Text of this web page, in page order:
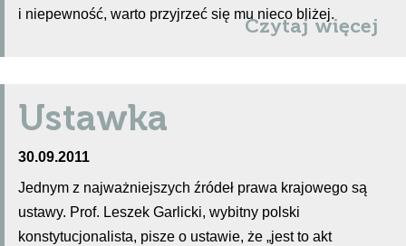
i niepewność, warto przyjrzeć się mu nieco bliżej.
Czytaj więcej
Ustawka
30.09.2011
Jednym z najważniejszych źródeł prawa krajowego są
ustawy. Prof. Leszek Garlicki, wybitny polski
konstytucjonalista, pisze o ustawie, że „jest to akt